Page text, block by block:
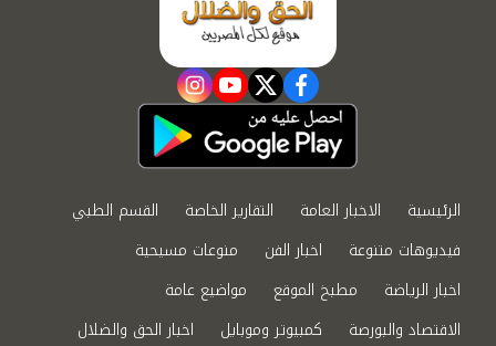
facebook
twitter
youtube
instagram
الرئيسية الاخبار العامة التقارير الخاصة
القسم الطبي
فيديوهات متنوعة
اخبار الفن
منوعات مسيحية
اخبار الرياضة
مطبخ الموقع
مواضيع عامة
الاقتصاد والبورصة
كمبيوتر وموبايل
اخبار الحق والضلال